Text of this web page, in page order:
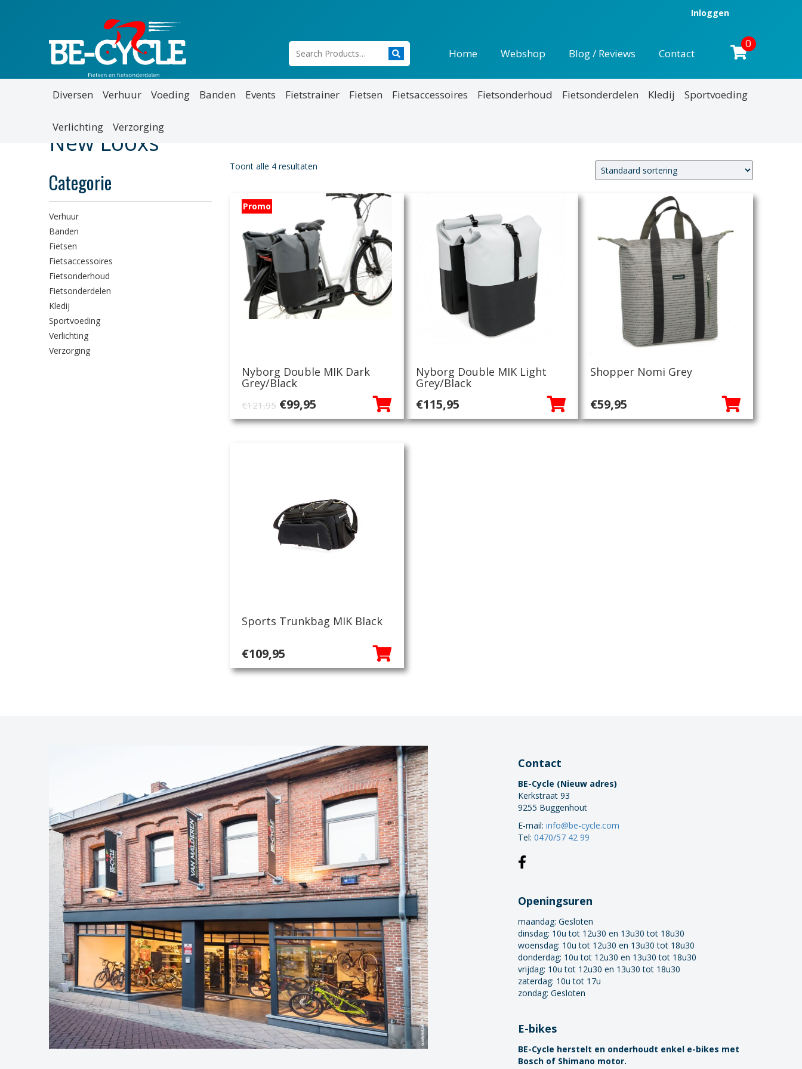
Inloggen
Home Webshop Blog / Reviews Contact
0
Diversen Verhuur Voeding Banden Events Fietstrainer Fietsen Fietsaccessoires Fietsonderhoud Fietsonderdelen Kledij Sportvoeding
Verlichting Verzorging
New Looxs
Categorie
Verhuur
Banden
Fietsen
Fietsaccessoires
Fietsonderhoud
Fietsonderdelen
Kledij
Sportvoeding
Verlichting
Verzorging
Toont alle 4 resultaten
Promo
Nyborg Double MIK Dark
Grey/Black
€121,95 Oorspronkelijke
prijs
€99,95Huidige
prijs
Nyborg Double MIK Light
Grey/Black
€115,95
Shopper Nomi Grey
€59,95
Sports Trunkbag MIK Black
€109,95
Contact
BE-Cycle (Nieuw adres)
Kerkstraat 93
9255 Buggenhout
E-mail:info@be-cycle.com
Tel:0470/57 42 99
Openingsuren
maandag:Gesloten
dinsdag: 10u tot 12u30 en 13u30 tot 18u30
woensdag: 10u tot 12u30 en 13u30 tot 18u30
donderdag: 10u tot 12u30 en 13u30 tot 18u30
vrijdag: 10u tot 12u30 en 13u30 tot 18u30
zaterdag: 10u tot 17u
zondag: Gesloten
E-bikes
BE-Cycle herstelt en onderhoudt enkel e-bikes met
Bosch of Shimano motor.